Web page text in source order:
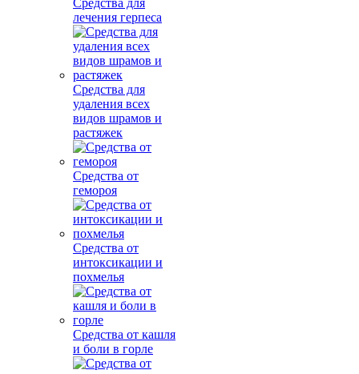
Средства для
лечения герпеса
Средства для
удаления всех
видов шрамов и
растяжек
Средства от
гемороя
Средства от
интоксикации и
похмелья
Средства от кашля
и боли в горле